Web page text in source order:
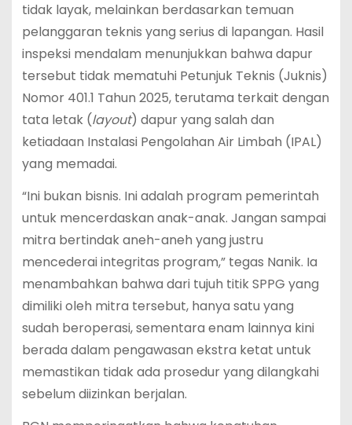
tidak layak, melainkan berdasarkan temuan
pelanggaran teknis yang serius di lapangan. Hasil
inspeksi mendalam menunjukkan bahwa dapur
tersebut tidak mematuhi Petunjuk Teknis (Juknis)
Nomor 401.1 Tahun 2025, terutama terkait dengan
tata letak (layout) dapur yang salah dan
ketiadaan Instalasi Pengolahan Air Limbah (IPAL)
yang memadai.
“Ini bukan bisnis. Ini adalah program pemerintah
untuk mencerdaskan anak-anak. Jangan sampai
mitra bertindak aneh-aneh yang justru
mencederai integritas program,” tegas Nanik. Ia
menambahkan bahwa dari tujuh titik SPPG yang
dimiliki oleh mitra tersebut, hanya satu yang
sudah beroperasi, sementara enam lainnya kini
berada dalam pengawasan ekstra ketat untuk
memastikan tidak ada prosedur yang dilangkahi
sebelum diizinkan berjalan.